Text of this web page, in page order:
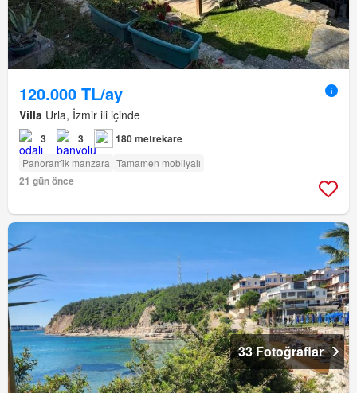
120.000 TL/ay
Villa Urla, İzmir ili içinde
3 3 180 metrekare
Panorami̇k manzara Tamamen mobilyalı
21 gün önce
33 Fotoğraflar